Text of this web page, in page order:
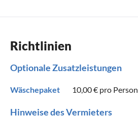
Richtlinien
Optionale Zusatzleistungen
Wäschepaket 10,00 € pro Person
Hinweise des Vermieters